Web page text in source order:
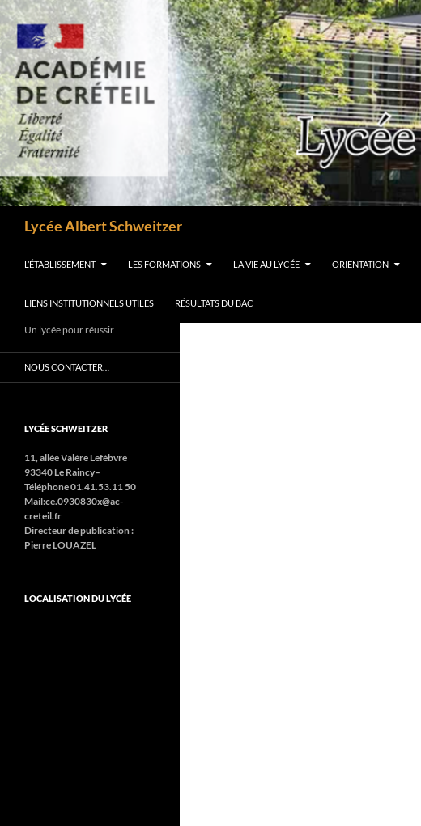
Aller
au
contenu
Lycée Albert Schweitzer
L’ÉTABLISSEMENT LES FORMATIONS LA VIE AU LYCÉE ORIENTATION
LIENS INSTITUTIONNELS UTILES RÉSULTATS DU BAC
Un lycée pour réussir
NOUS CONTACTER…
LYCÉE SCHWEITZER
11, allée Valère Lefèbvre
93340 Le Raincy–
Téléphone 01.41.53.11 50
Mail:ce.0930830x@ac-
creteil.fr
Directeur de publication :
Pierre LOUAZEL
LOCALISATION DU LYCÉE